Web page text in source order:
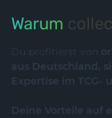
Warum
Du profitierst von
aus Deutschland,
Expertise im TCG-
Deine Vorteile auf